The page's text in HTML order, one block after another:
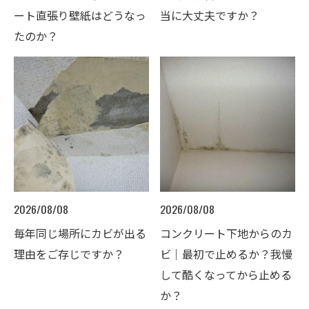
ート直張り壁紙はどうなっ
たのか？
当に大丈夫ですか？
2026/08/08
毎年同じ場所にカビが出る
理由をご存じですか？
2026/08/08
コンクリート下地からのカ
ビ｜最初で止めるか？我慢
して酷くなってから止める
か？